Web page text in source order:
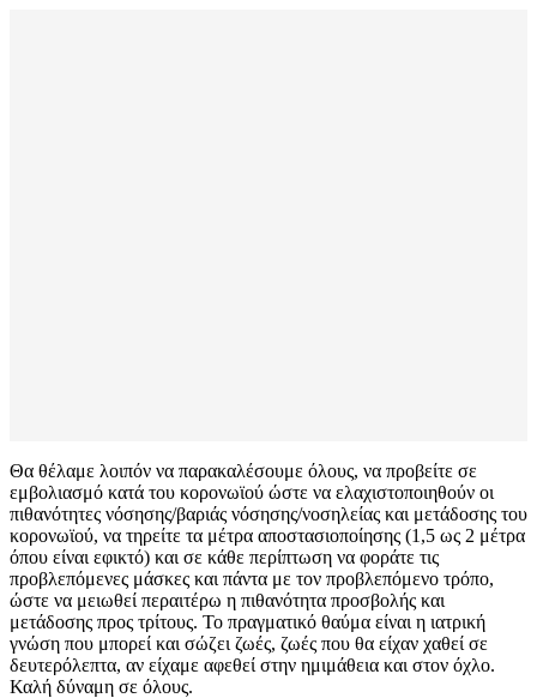
Θα θέλαμε λοιπόν να παρακαλέσουμε όλους, να προβείτε σε
εμβολιασμό κατά του κορονωϊού ώστε να ελαχιστοποιηθούν οι
πιθανότητες νόσησης/βαριάς νόσησης/νοσηλείας και μετάδοσης του
κορονωϊού, να τηρείτε τα μέτρα αποστασιοποίησης (1,5 ως 2 μέτρα
όπου είναι εφικτό) και σε κάθε περίπτωση να φοράτε τις
προβλεπόμενες μάσκες και πάντα με τον προβλεπόμενο τρόπο,
ώστε να μειωθεί περαιτέρω η πιθανότητα προσβολής και
μετάδοσης προς τρίτους. Το πραγματικό θαύμα είναι η ιατρική
γνώση που μπορεί και σώζει ζωές, ζωές που θα είχαν χαθεί σε
δευτερόλεπτα, αν είχαμε αφεθεί στην ημιμάθεια και στον όχλο.
Καλή δύναμη σε όλους.